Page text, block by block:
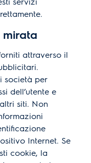
attraverso il
società per
dell’utente e
siti. Non
Internet. Se
cookie, la